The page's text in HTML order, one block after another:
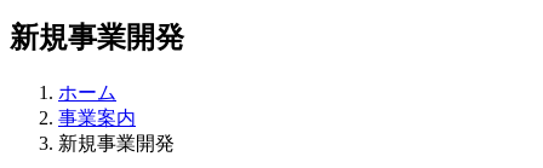
新規事業開発
ホーム
事業案内
新規事業開発